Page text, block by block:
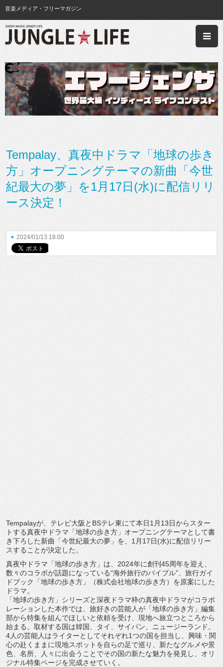
音楽メディア・フリーマガジン
Tempalay、真夜中ドラマ「地球の歩き
方」オープニングテーマの新曲「今世
紀最大の夢」を1月17日(水)に配信リリ
ース決定！
2024/01/13 18:00
Tempalayが、テレビ大阪と BSテレ東にて本日1 月 13日からスター
トする真夜中ドラマ「地球の歩き方」 オープニングテーマとして書
き下ろした新曲「今世紀最大の夢」 を、 1 月 17日(水)に配信リリー
スすることが決定した。
真夜中ドラマ「地球の歩き方」は、 2024年に創刊 45周年を迎え、
数々のコラボが話題になっている“海外旅行のバイブル”
旅行ガイ
ドブック「地球の歩き方」（株式会社地球の歩き方） を原案にした
ドラマ。
「地球の歩き方」 シリーズと深夜ドラマ枠の真夜中ドラマがコラボ
レーションした本作では、旅好きの芸能人が「地球の歩き方」 編集
部から特集を組んでほしいと依頼を受け、 現地へ旅立つところから
始まる。取材する国は韓国、タイ、 サイパン、ニュージーランド。
4人の芸能人はライターとしてそれぞれ1つの国を担当し、興味・ 関
心の赴くままに現地スポットを自らの足で巡り、 新たなグルメや景
色、名所、
人々に出会うことでその国の新たな魅力を発見し、 オリ
ジナル特集ページを完成させていく。